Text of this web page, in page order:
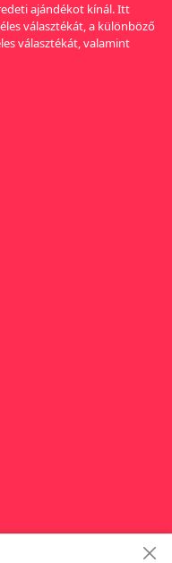
ajándékot kínál. Itt
választékát, a különböző
választékát, valamint